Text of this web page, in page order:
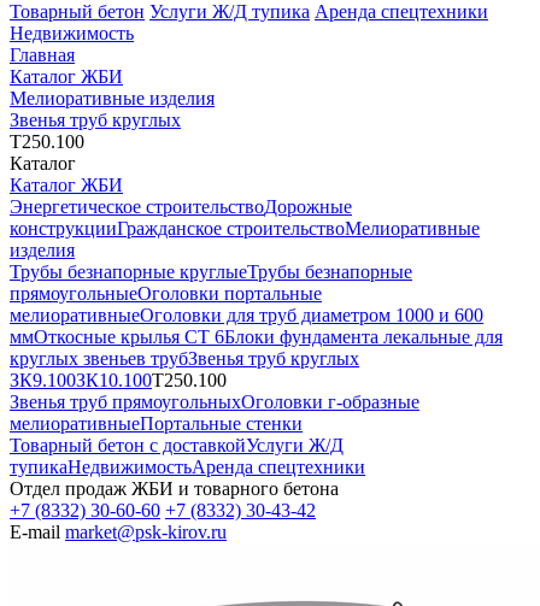
Товарный бетон Услуги Ж/Д тупика Аренда спецтехники
Недвижимость
Главная
Каталог ЖБИ
Мелиоративные изделия
Звенья труб круглых
Т250.100
Каталог
Каталог ЖБИ
Энергетическое строительствоДорожные
конструкцииГражданское строительствоМелиоративные
изделия
Трубы безнапорные круглыеТрубы безнапорные
прямоугольныеОголовки портальные
мелиоративныеОголовки для труб диаметром 1000 и 600
ммОткосные крылья СТ 6Блоки фундамента лекальные для
круглых звеньев трубЗвенья труб круглых
ЗК9.100ЗК10.100Т250.100
Звенья труб прямоугольныхОголовки г-образные
мелиоративныеПортальные стенки
Товарный бетон с доставкойУслуги Ж/Д
тупикаНедвижимостьАренда спецтехники
Отдел продаж ЖБИ и товарного бетона
+7 (8332) 30-60-60 +7 (8332) 30-43-42
E-mail market@psk-kirov.ru